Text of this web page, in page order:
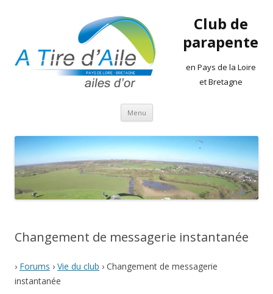
Club de
parapente
en Pays de la Loire
et Bretagne
Menu Aller
contenu
Changement de messagerie instantanée
› Forums › Vie du club › Changement de messagerie
instantanée